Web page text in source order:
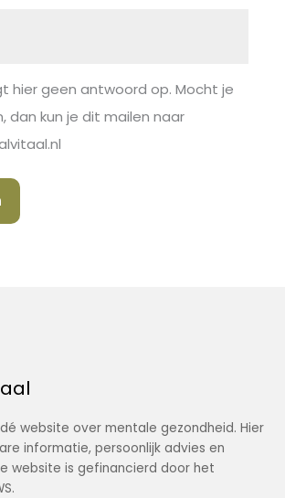
hier geen antwoord op. Mocht je
dan kun je dit mailen naar
website over mentale gezondheid. Hier
informatie, persoonlijk advies en
website is gefinancierd door het